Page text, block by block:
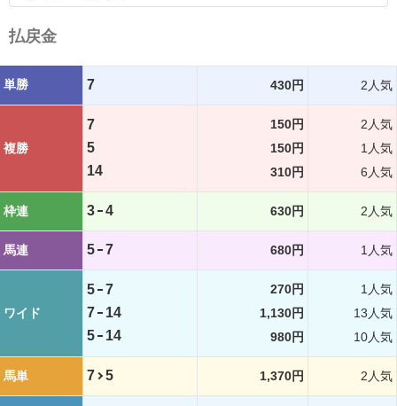
払戻金
単勝 7 430円 2人気
複勝
7
5
14
150円
150円
310円
2人気
1人気
6人気
枠連 3 4 630円 2人気
馬連 5 7 680円 1人気
ワイド
5
7
7
14
5
14
270円
1,130円
980円
1人気
13人気
10人気
馬単 7 5 1,370円 2人気